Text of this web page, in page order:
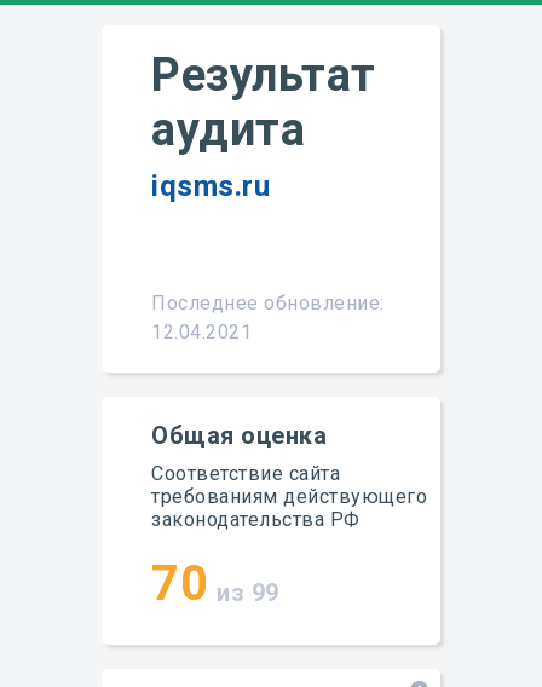
iqsms.ru
Результат
аудита
Последнее обновление:
12.04.2021
из 99
70
Общая оценка
Соответствие сайта
требованиям действующего
законодательства РФ